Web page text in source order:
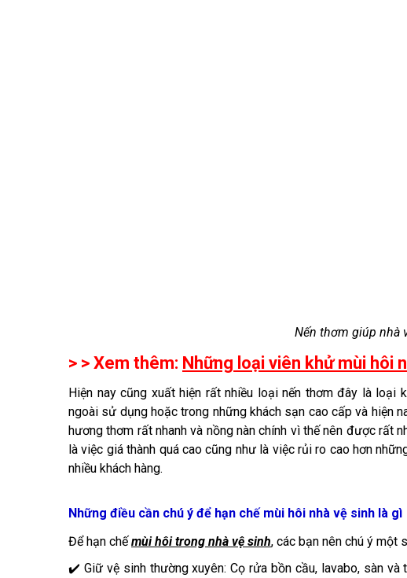
Nến thơm giúp nhà
> > Xem thêm: Những loại viên khử mùi hôi
Hiện nay cũng xuất hiện rất nhiều loại nến thơm đây là
ngoài sử dụng hoặc trong những khách sạn cao cấp và hiện
hương thơm rất nhanh và nồng nàn chính vì thế nên được rất
là việc giá thành quá cao cũng như là việc rủi ro cao hơn
nhiều khách hàng.
Những điều cần chú ý để hạn chế mùi hôi nhà vệ sinh là gì
Để hạn chếmùi hôi trong nhà vệ sinh, các bạn nên chú ý một
✔️ Giữ vệ sinh thường xuyên: Cọ rửa bồn cầu, lavabo, sàn